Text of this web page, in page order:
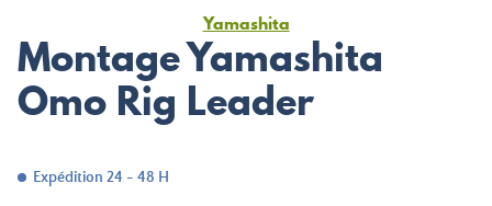
Yamashita
Montage Yamashita
Omo Rig Leader
Expédition 24 - 48 H